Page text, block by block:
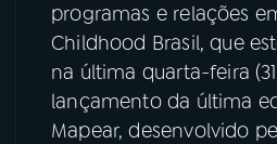
08 FESTIVAL DE MÚSICA
ACOMPANHE A RÁDIO NACIONAL
programas e relações
Childhood Brasil, que
na última quarta-feira
lançamento da última
Mapear, desenvolvido